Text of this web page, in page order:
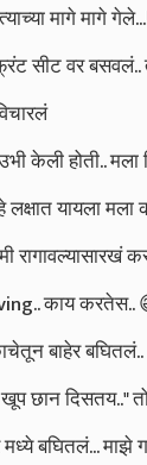
मागे मागे
सीट वर बसवलं..
उभी केली होती..
लक्षात यायला
रागावल्यासारखं
काय करतेस..
बाहेर बघितलं..
छान दिसतय.." तो
बघितलं... माझे